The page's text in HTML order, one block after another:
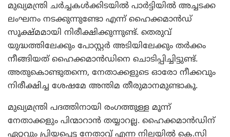
മുഖ്യമന്ത്രി ചർച്ചകൾക്കിടയിൽ പാർട്ടിയിൽ അച്ചടക്ക
ലംഘനം നടക്കുന്നുണ്ടോ എന്ന് ഹൈക്കമാൻഡ്
സൂക്ഷ്മമായി നിരീക്ഷിക്കുന്നുണ്ട്. തെരുവ്
യുദ്ധത്തിലേക്കും പോസ്റ്റർ അടിയിലേക്കും തർക്കം
നീങ്ങിയത് ഹൈക്കമാൻഡിനെ ചൊടിപ്പിച്ചിട്ടുണ്ട്.
അതുകൊണ്ടുതന്നെ, നേതാക്കളുടെ ഓരോ നീക്കവും
നിരീക്ഷിച്ച ശേഷമേ അന്തിമ തീരുമാനമുണ്ടാകൂ.
മുഖ്യമന്ത്രി പദത്തിനായി രംഗത്തുള്ള മൂന്ന്
നേതാക്കളും പിന്മാറാൻ തയ്യാറല്ല. ഹൈക്കമാൻഡിന്
ഏറ്റവും പ്രിയപ്പെട്ട നേതാവ് എന്ന നിലയിൽ കെ.സി